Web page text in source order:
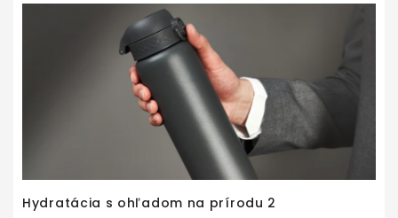
Hydratácia s ohľadom na prírodu 2